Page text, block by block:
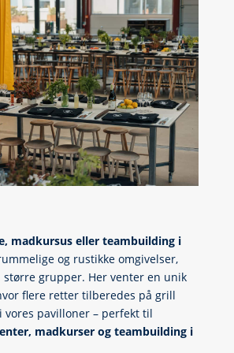
madkursus eller teambuilding i
og rustikke omgivelser,
grupper. Her venter en unik
flere retter tilberedes på grill
vores pavilloner – perfekt til
madkurser og teambuilding i